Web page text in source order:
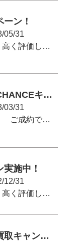
ン！
05/31
安心して売却が出来て、高く評価してもらいたい！という方へ
『春の買取強化BIG CHANCEキャンペーン』
03/31
ご来店査定でもらえる！ ご成約で当たる（かも）！
施中！
12/31
安心して売却が出来て、高く評価してもらいたい！という方へ
【円安追い風】高価買取キャンペーン実施中！